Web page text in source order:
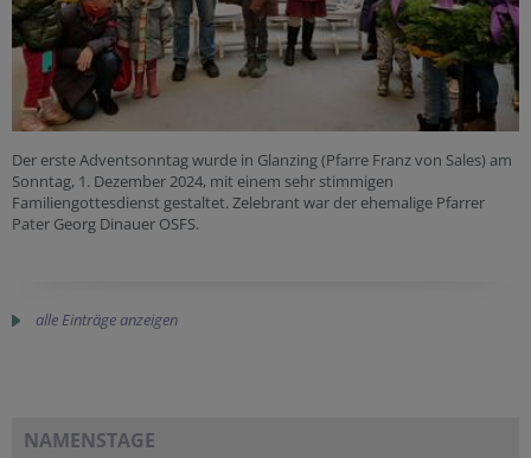
Der erste Adventsonntag wurde in Glanzing (Pfarre Franz von Sales) am
Sonntag, 1. Dezember 2024, mit einem sehr stimmigen
Familiengottesdienst gestaltet. Zelebrant war der ehemalige Pfarrer
Pater Georg Dinauer OSFS.
alle Einträge anzeigen
NAMENSTAGE